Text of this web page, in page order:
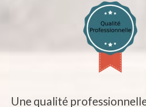
Une qualité